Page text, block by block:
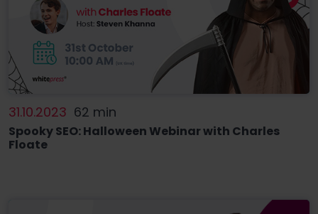
31.10.2023 62 min
Spooky SEO: Halloween Webinar with Charles
Floate